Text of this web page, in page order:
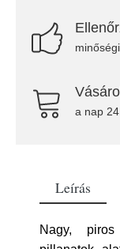
a nap
Leírás
Nagy,